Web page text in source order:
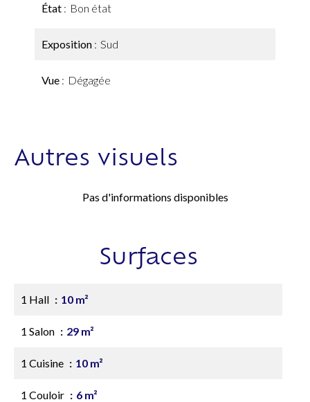
État Bon état
Exposition Sud
Vue Dégagée
Autres visuels
Pas d'informations disponibles
Surfaces
1 Hall 10 m²
1 Salon 29 m²
1 Cuisine 10 m²
1 Couloir 6 m²